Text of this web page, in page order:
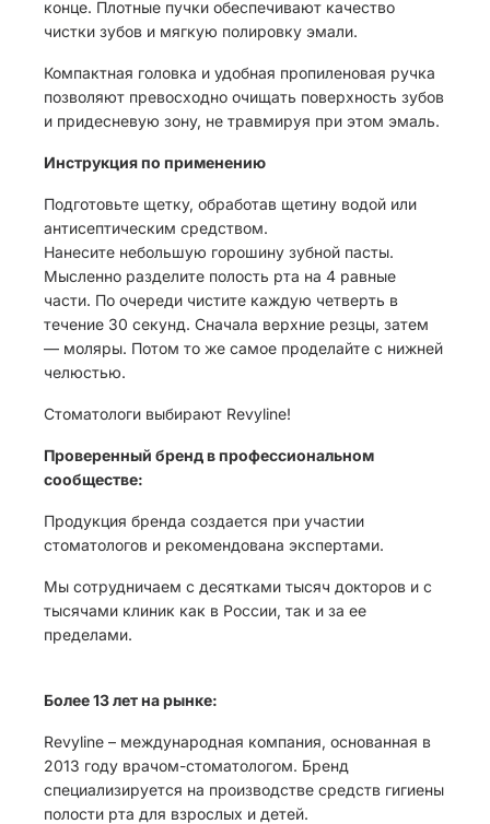
конце. Плотные пучки обеспечивают качество
чистки зубов и мягкую полировку эмали.
Компактная головка и удобная пропиленовая ручка
позволяют превосходно очищать поверхность зубов
и придесневую зону, не травмируя при этом эмаль.
Инструкция по применению
Подготовьте щетку, обработав щетину водой или
антисептическим средством.
Нанесите небольшую горошину зубной пасты.
Мысленно разделите полость рта на 4 равные
части. По очереди чистите каждую четверть в
течение 30 секунд. Сначала верхние резцы, затем
— моляры. Потом то же самое проделайте с нижней
челюстью.
Стоматологи выбирают Revyline!
Проверенный бренд в профессиональном
сообществе:
Продукция бренда создается при участии
стоматологов и рекомендована экспертами.
Мы сотрудничаем с десятками тысяч докторов и с
тысячами клиник как в России, так и за ее
пределами.
Более 13 лет на рынке:
Revyline – международная компания, основанная в
2013 году врачом-стоматологом. Бренд
специализируется на производстве средств гигиены
полости рта для взрослых и детей.